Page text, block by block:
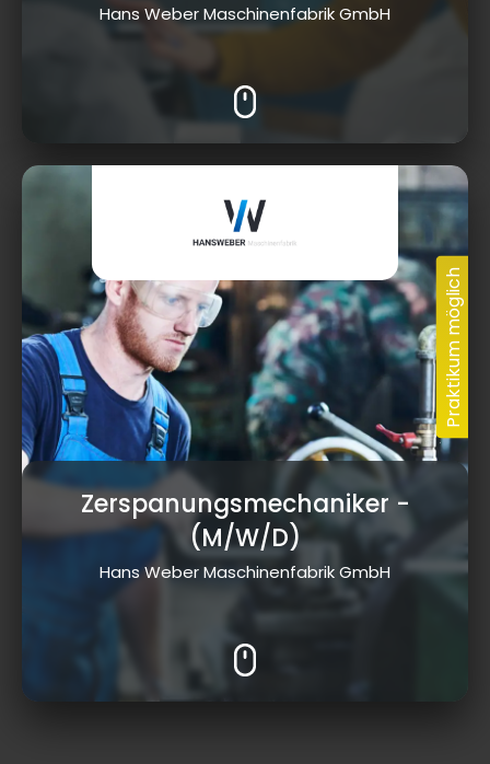
Hans Weber Maschinenfabrik GmbH
Zerspanungsmechaniker -
(M/W/D)
Hans Weber Maschinenfabrik GmbH